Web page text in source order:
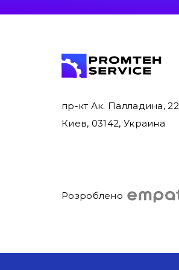
пр-кт Ак. Палладина, 22
Киев, 03142, Украина
Розроблено